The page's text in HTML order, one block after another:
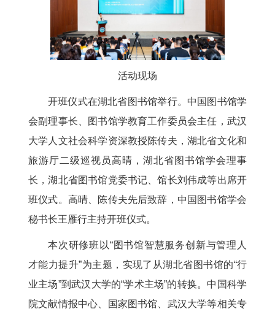
活动现场
开班仪式在湖北省图书馆举行。中国图书馆学
会副理事长、图书馆学教育工作委员会主任，武汉
大学人文社会科学资深教授陈传夫，湖北省文化和
旅游厅二级巡视员高晴，湖北省图书馆学会理事
长，湖北省图书馆党委书记、馆长刘伟成等出席开
班仪式。高晴、陈传夫先后致辞，中国图书馆学会
秘书长王雁行主持开班仪式。
本次研修班以“图书馆智慧服务创新与管理人
才能力提升”为主题，实现了从湖北省图书馆的“行
业主场”到武汉大学的“学术主场”的转换。中国科学
院文献情报中心、国家图书馆、武汉大学等相关专